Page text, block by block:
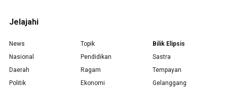
Jelajahi
News
Nasional
Daerah
Politik
Topik
Pendidikan
Ragam
Ekonomi
Bilik Elipsis
Sastra
Tempayan
Gelanggang